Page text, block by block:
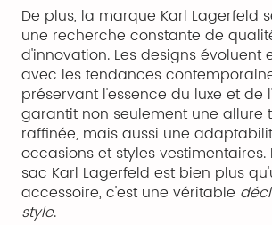
De plus, la marque Karl Lagerfeld
une recherche constante de
d'innovation. Les designs évoluent
avec les tendances
préservant l'essence du luxe et de
garantit non seulement une allure
raffinée, mais aussi une
occasions et styles vestimentaires.
sac Karl Lagerfeld est bien plus
accessoire, c'est une véritable
style.